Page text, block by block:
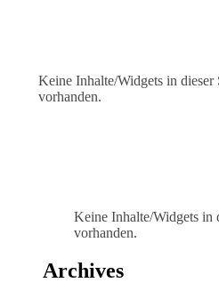
Keine Inhalte/Widgets in dieser
vorhanden.
Keine Inhalte/Widgets in
vorhanden.
Archives